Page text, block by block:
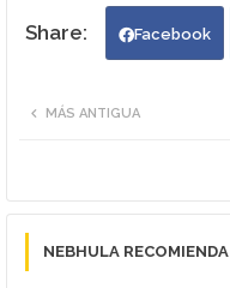
Facebook
MÁS ANTIGUA
NEBHULA RECOMIENDA